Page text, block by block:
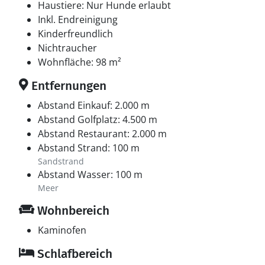
nach Skagen.
Haustiere: Nur Hunde erlaubt
Inkl. Endreinigung
Kinderfreundlich
Nichtraucher
Wohnfläche: 98 m²
Entfernungen
Abstand Einkauf: 2.000 m
Abstand Golfplatz: 4.500 m
Abstand Restaurant: 2.000 m
Abstand Strand: 100 m
Sandstrand
Abstand Wasser: 100 m
Meer
Wohnbereich
Kaminofen
Schlafbereich